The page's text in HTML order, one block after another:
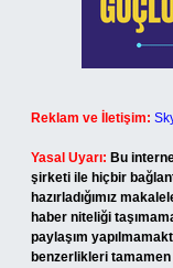
Reklam ve İletişim:
Yasal Uyarı: Bu
şirketi ile hiçbir
hazırladığımız
haber niteliği
paylaşım
benzerlikleri